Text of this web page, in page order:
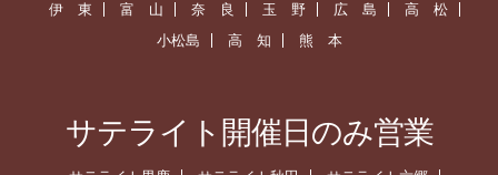
伊 東 富 山 奈 良 玉 野 広 島
高 松
小松島
高 知 熊 本
サテライト開催日のみ営業